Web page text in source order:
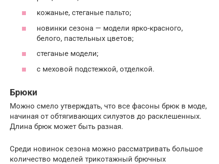
кожаные, стеганые пальто;
новинки сезона — модели ярко-красного,
белого, пастельных цветов;
стеганые модели;
с меховой подстежкой, отделкой.
Брюки
Можно смело утверждать, что все фасоны брюк в моде,
начиная от обтягивающих силуэтов до расклешенных.
Длина брюк может быть разная.
Среди новинок сезона можно рассматривать большое
количество моделей трикотажный брючных